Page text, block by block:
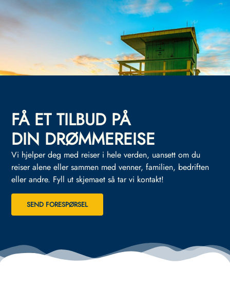
FÅ ET TILBUD PÅ
DIN DRØMMEREISE
Vi hjelper deg med reiser i hele verden, uansett om du
reiser alene eller sammen med venner, familien, bedriften
eller andre. Fyll ut skjemaet så tar vi kontakt!
SEND FORESPØRSEL